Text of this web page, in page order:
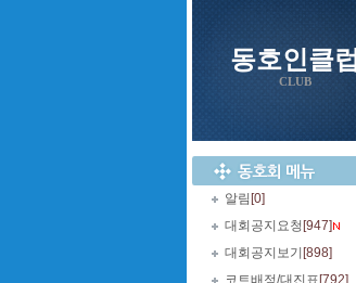
동호인클럽
CLUB
알림 [0]
대회공지요청 [947]
대회공지보기 [898]
코트배정/대진표 [792]